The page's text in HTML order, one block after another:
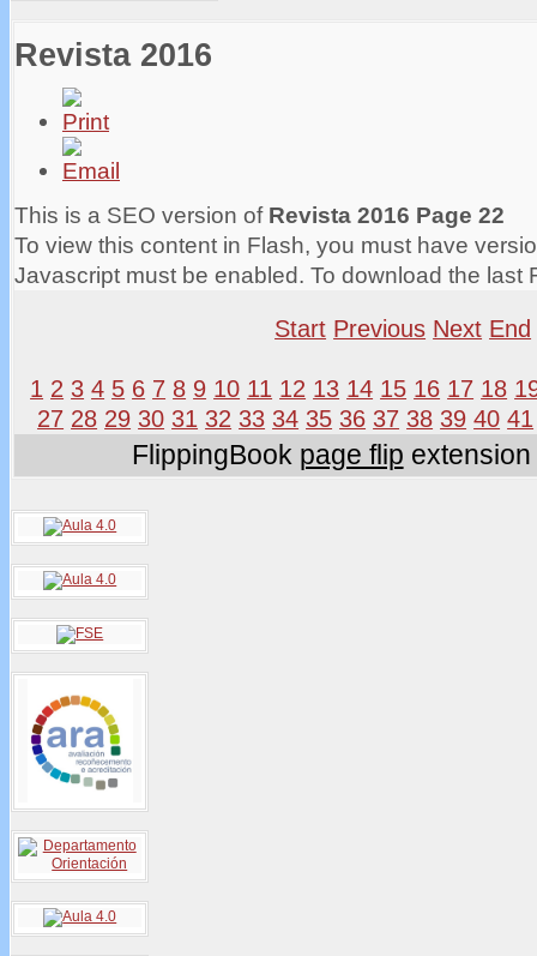
Revista 2016
This is a SEO version of Revista 2016 Page 22
To view this content in Flash, you must have
Javascript must be enabled. To download the last
Start Previous Next End
1 2 3 4 5 6 7 8 9 10 11 12 13 14 15 16 17 18
27 28 29 30 31 32 33 34 35 36 37 38 39 40 41
FlippingBook page flip